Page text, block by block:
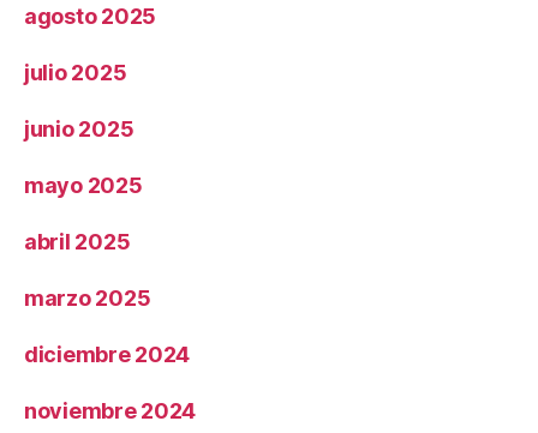
agosto 2025
julio 2025
junio 2025
mayo 2025
abril 2025
marzo 2025
diciembre 2024
noviembre 2024